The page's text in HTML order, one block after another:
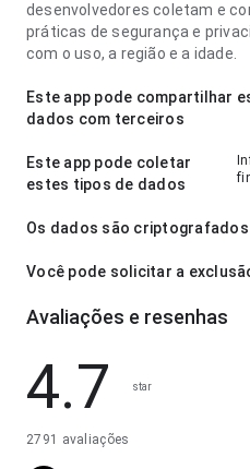
desenvolvedores coletam e
práticas de segurança e
com o uso, a região e a idade.
Este app pode compartilhar
dados com terceiros
Este app pode coletar
estes tipos de dados
Os dados são
Você pode solicitar a
Avaliações e resenhas
4.7 star
2791 avaliações